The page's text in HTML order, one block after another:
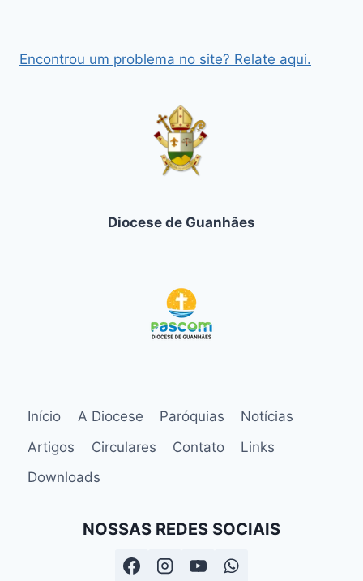
Encontrou um problema no site? Relate aqui.
Diocese de Guanhães
Início A Diocese Paróquias
Notícias
Artigos
Circulares Contato
Links
Downloads
NOSSAS REDES SOCIAIS